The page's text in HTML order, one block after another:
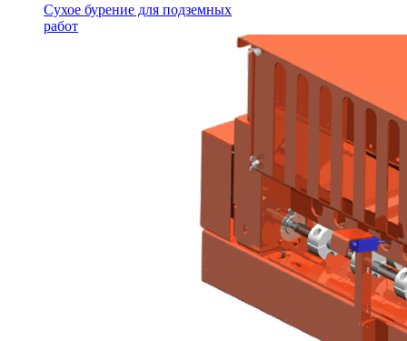
Сухое бурение для подземных
работ